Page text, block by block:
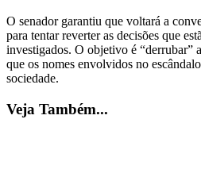
O senador garantiu que voltará a
para tentar reverter as decisões que
investigados. O objetivo é “derrubar”
que os nomes envolvidos no
sociedade.
Veja Também...